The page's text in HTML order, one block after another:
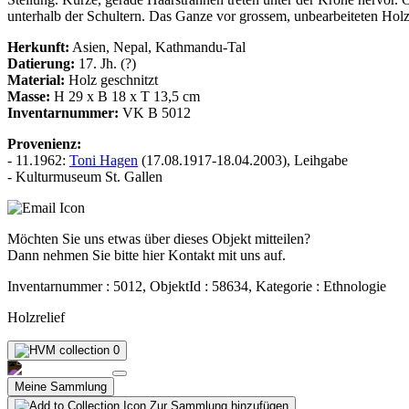
unterhalb der Schultern. Das Ganze vor grossem, unbearbeiteten
Herkunft: Asien, Nepal, Kathmandu-Tal
Datierung: 17. Jh. (?)
Material: Holz geschnitzt
Masse: H 29 x B 18 x T 13,5 cm
Inventarnummer: VK B 5012
Provenienz:
- 11.1962: Toni Hagen (17.08.1917-18.04.2003), Leihgabe
- Kulturmuseum St. Gallen
Möchten Sie uns etwas über dieses Objekt mitteilen?
Dann nehmen Sie bitte hier Kontakt mit uns auf.
Inventarnummer : 5012, ObjektId : 58634, Kategorie : Ethnologie
Holzrelief
0
Meine Sammlung
Zur Sammlung hinzufügen